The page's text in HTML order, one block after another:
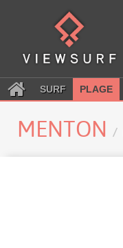
SURF PLAGE
MENTON